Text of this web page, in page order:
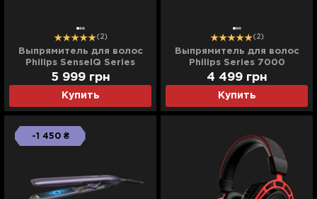
(2)
Выпрямитель для волос
Philips SenseIQ Series
8000
Купить
5 999 грн
(2)
Выпрямитель для волос
Philips Series 7000
Купить
4 499 грн
-1 450 ₴